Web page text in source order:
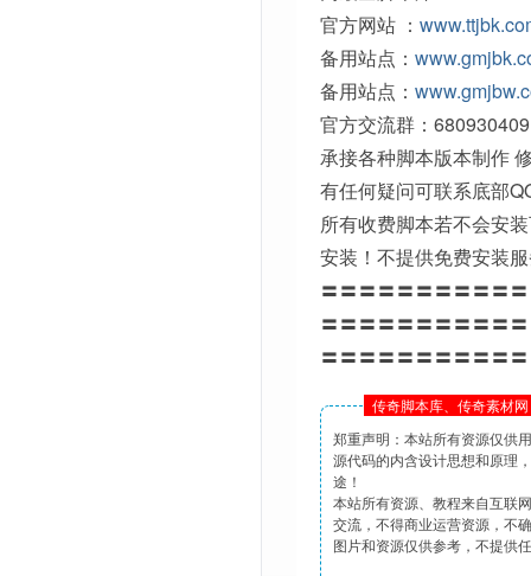
官方网站 ：
备用站点：
备用站点：
官方交流群：680930409
承接各种脚本版本制作
有任何疑问可联系底部
所有收费脚本若不会安
安装！不提供免费安装
〓〓〓〓〓〓〓〓〓〓
〓〓〓〓〓〓〓〓〓〓
〓〓〓〓〓〓〓〓〓〓
传奇脚本库、传奇素材
郑重声明：本站所有资源仅供
源代码的内含设计思想和原理
途！
本站所有资源、教程来自互联
交流，不得商业运营资源，不
图片和资源仅供参考，不提供